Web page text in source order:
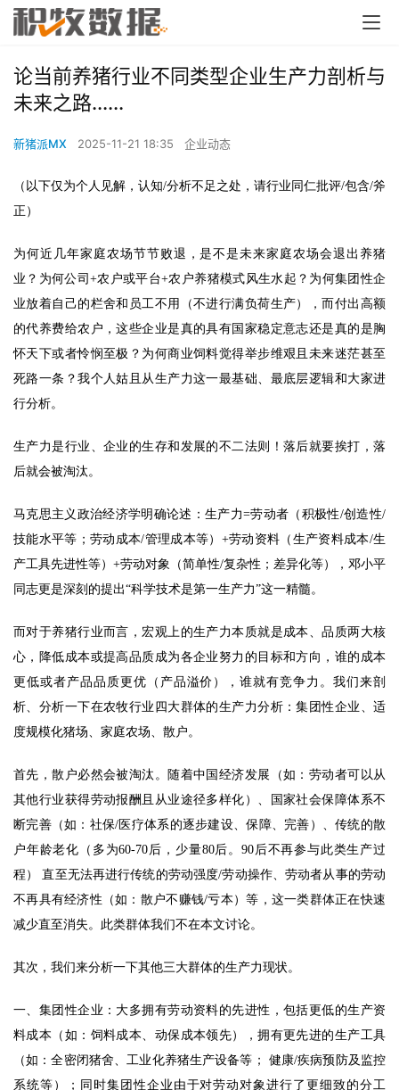
论当前养猪行业不同类型企业生产力剖析与
未来之路......
新猪派MX 2025-11-21 18:35 企业动态
（以下仅为个人见解，认知/分析不足之处，请行业同仁批评/包含/斧
正）
为何近几年家庭农场节节败退，是不是未来家庭农场会退出养猪
业？为何公司+农户或平台+农户养猪模式风生水起？为何集团性企
业放着自己的栏舍和员工不用（不进行满负荷生产），而付出高额
的代养费给农户，这些企业是真的具有国家稳定意志还是真的是胸
怀天下或者怜悯至极？为何商业饲料觉得举步维艰且未来迷茫甚至
死路一条？我个人姑且从生产力这一最基础、最底层逻辑和大家进
行分析。
生产力是行业、企业的生存和发展的不二法则！落后就要挨打，落
后就会被淘汰。
马克思主义政治经济学明确论述：生产力=劳动者（积极性/创造性/
技能水平等；劳动成本/管理成本等）+劳动资料（生产资料成本/生
产工具先进性等）+劳动对象（简单性/复杂性；差异化等），邓小平
同志更是深刻的提出“科学技术是第一生产力”这一精髓。
而对于养猪行业而言，宏观上的生产力本质就是成本、品质两大核
心，降低成本或提高品质成为各企业努力的目标和方向，谁的成本
更低或者产品品质更优（产品溢价），谁就有竞争力。我们来剖
析、分析一下在农牧行业四大群体的生产力分析：集团性企业、适
度规模化猪场、家庭农场、散户。
首先，散户必然会被淘汰。随着中国经济发展（如：劳动者可以从
其他行业获得劳动报酬且从业途径多样化）、国家社会保障体系不
断完善（如：社保/医疗体系的逐步建设、保障、完善）、传统的散
户年龄老化（多为60-70后，少量80后。90后不再参与此类生产过
程） 直至无法再进行传统的劳动强度/劳动操作、劳动者从事的劳动
不再具有经济性（如：散户不赚钱/亏本）等，这一类群体正在快速
减少直至消失。此类群体我们不在本文讨论。
其次，我们来分析一下其他三大群体的生产力现状。
一、集团性企业：大多拥有劳动资料的先进性，包括更低的生产资
料成本（如：饲料成本、动保成本领先），拥有更先进的生产工具
（如：全密闭猪舍、工业化养猪生产设备等； 健康/疾病预防及监控
系统等）；同时集团性企业由于对劳动对象进行了更细致的分工